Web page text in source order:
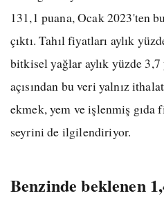
131,1 puana, Ocak 2023'ten
çıktı. Tahıl fiyatları aylık
bitkisel yağlar aylık yüzde
açısından bu veri yalnız
ekmek, yem ve işlenmiş gıda
seyrini de ilgilendiriyor.
Benzinde beklenen